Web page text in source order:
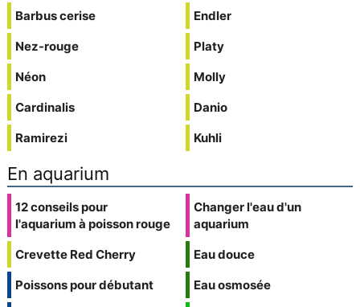
Barbus cerise
Nez-rouge
Néon
Cardinalis
Ramirezi
Endler
Platy
Molly
Danio
Kuhli
En aquarium
12 conseils pour
l'aquarium à poisson rouge
Crevette Red Cherry
Poissons pour débutant
Changer l'eau d'un
aquarium
Eau douce
Eau osmosée